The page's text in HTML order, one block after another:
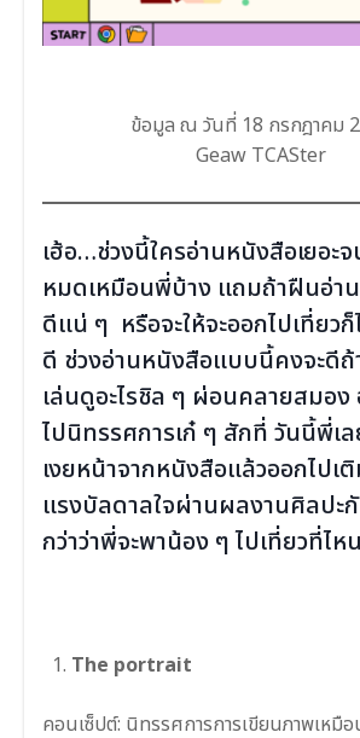
ข้อมูล ณ วันที่ 18 กรกฎาคม
Geaw TCASter
เฮ้อ…ช่วงนี้ใครอ่านหนังสือเยอะ
หมดเหมือนพี่บ้าง แถมถ้าฝืนอ่า
ดีแน่ ๆ หรือจะให้จะออกไปเที่ยวก็
ดี ช่วงอ่านหนังสือแบบนี้คงจะดีถ้
เล่นดูอะไรชิล ๆ ผ่อนคลายสมอง
ไปนิทรรศการเก๋ ๆ สักที่ วันนี้พี่เ
เงยหน้าจากหนังสือแล้วออกไปเ
แรงบัลดาลใจผ่านผลงานศิลปะ
กว่าว่าพี่จะพาน้อง ๆ ไปเที่ยวที่ไ
The portrait
คอนเซ็ปต์: นิทรรศการการเขียนภาพเหมื